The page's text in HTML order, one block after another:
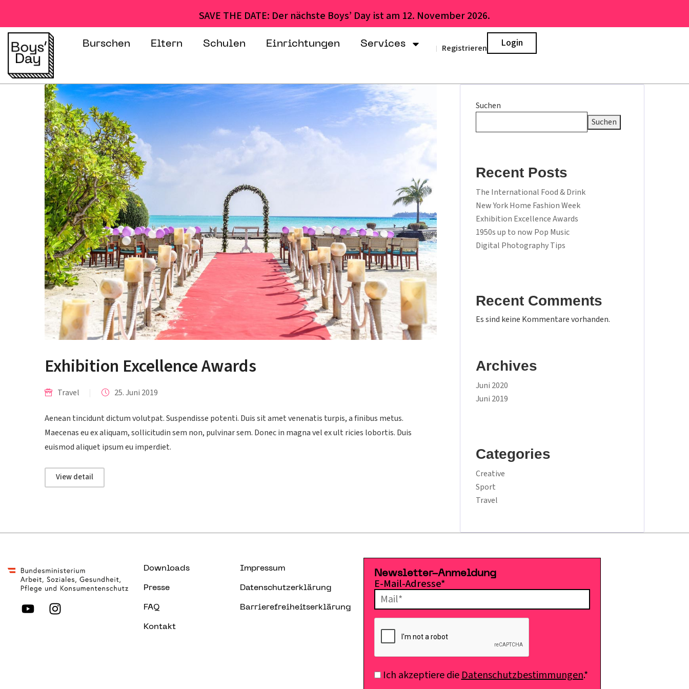
SAVE THE DATE: Der nächste Boys’ Day ist am 12. November 2026.
Burschen Eltern Schulen Einrichtungen Services | Registrieren Login
Exhibition Excellence Awards
Travel 25. Juni 2019
Aenean tincidunt dictum volutpat. Suspendisse potenti. Duis sit amet venenatis turpis, a finibus metus.
Maecenas eu ex aliquam, sollicitudin sem non, pulvinar sem. Donec in magna vel ex ult ricies lobortis. Duis
euismod aliquet ipsum eu imperdiet.
View detail
Suchen
Suchen
Recent Posts
The International Food & Drink
New York Home Fashion Week
Exhibition Excellence Awards
1950s up to now Pop Music
Digital Photography Tips
Recent Comments
Es sind keine Kommentare vorhanden.
Archives
Juni 2020
Juni 2019
Categories
Creative
Sport
Travel
Downloads
Presse
FAQ
Kontakt
Impressum
Datenschutzerklärung
Barrierefreiheitserklärung
Newsletter-Anmeldung
E-Mail-Adresse*
Ich akzeptiere dieDatenschutzbestimmungen.*